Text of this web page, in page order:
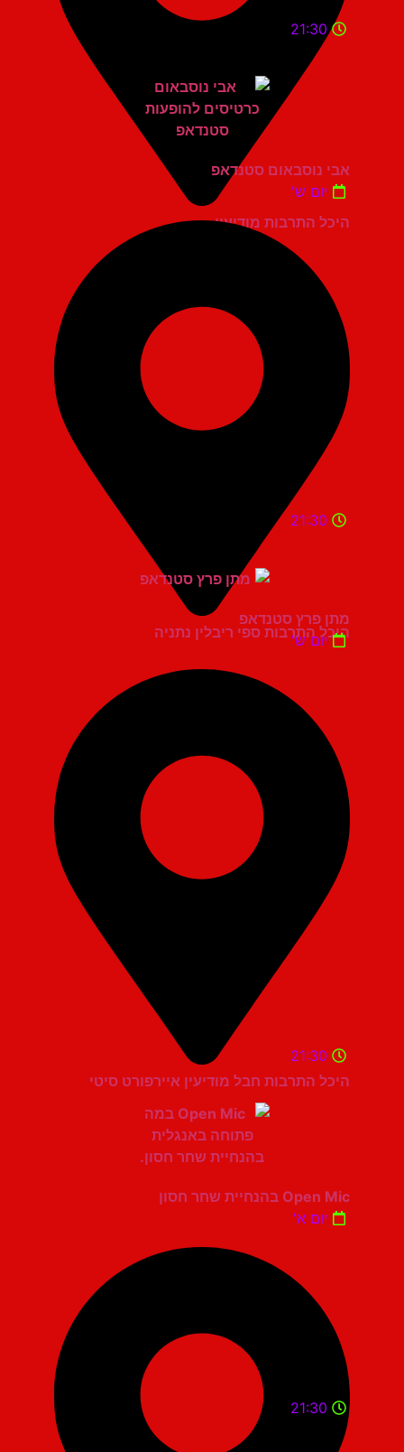
היכל התרבות מודיעין
21:30
אבי נוסבאום סטנדאפ
יום ש'
היכל התרבות ספי ריבלין נתניה
21:30
מתן פרץ סטנדאפ
יום ש'
היכל התרבות חבל מודיעין איירפורט סיטי
21:30
Open Mic בהנחיית שחר חסון
יום א'
21:30